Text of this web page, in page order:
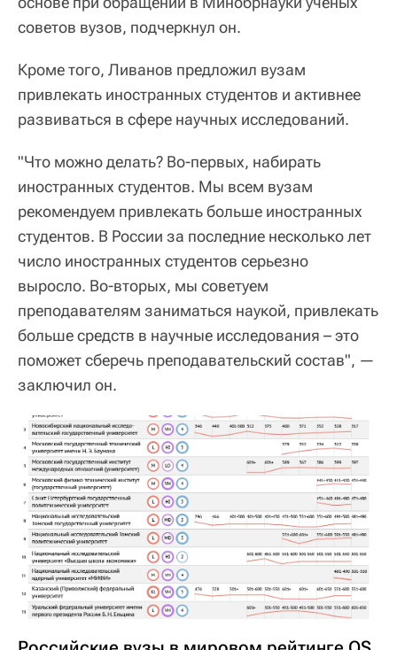
советов вузов, подчеркнул он.
Кроме того, Ливанов предложил вузам
привлекать иностранных студентов и активнее
развиваться в сфере научных исследований.
"Что можно делать? Во-первых, набирать
иностранных студентов. Мы всем вузам
рекомендуем привлекать больше иностранных
студентов. В России за последние несколько лет
число иностранных студентов серьезно
выросло. Во-вторых, мы советуем
преподавателям заниматься наукой, привлекать
больше средств в научные исследования – это
поможет сберечь преподавательский состав", —
заключил он.